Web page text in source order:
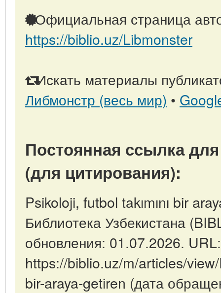
Официальная страница
https://biblio.uz/Libmonster
Искать материалы
Либмонстр (весь мир) •
Постоянная ссылка
(для цитирования):
Psikoloji, futbol takımını bir
Библиотека Узбекистана
обновления: 01.07.2026. URL:
https://biblio.uz/m/articles/view/
bir-araya-getiren (дата